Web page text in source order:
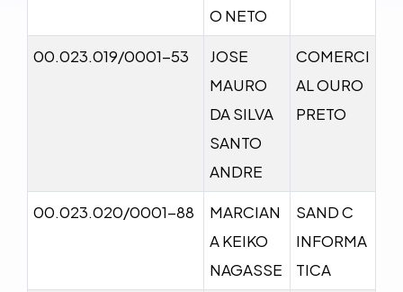
O NETO
00.023.019/0001-53
JOSE
MAURO
DA SILVA
SANTO
ANDRE
COMERCI
AL OURO
PRETO
00.023.020/0001-88
MARCIAN
A KEIKO
NAGASSE
SAND C
INFORMA
TICA